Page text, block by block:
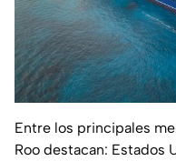
Entre los principales
Roo destacan: Estados